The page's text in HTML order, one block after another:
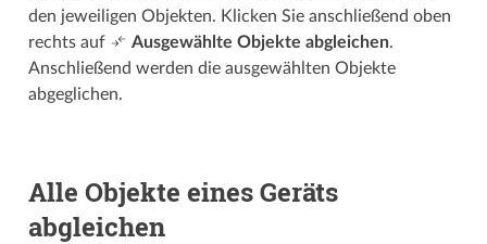
den jeweiligen Objekten. Klicken Sie anschließend oben
rechts auf
Ausgewählte Objekte abgleichen.
Anschließend werden die ausgewählten Objekte
abgeglichen.
Alle Objekte eines Geräts
abgleichen